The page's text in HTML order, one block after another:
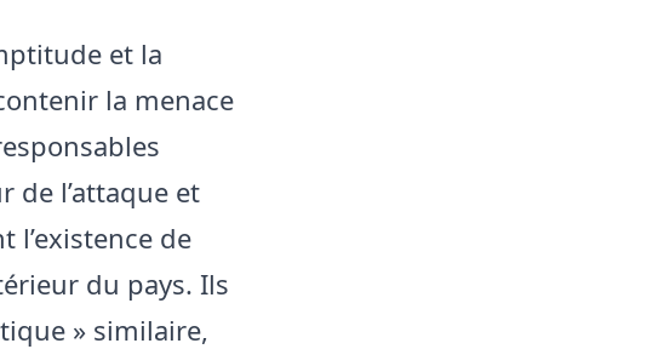
et la
la menace
de l’attaque et
l’existence de
du pays. Ils
» similaire,